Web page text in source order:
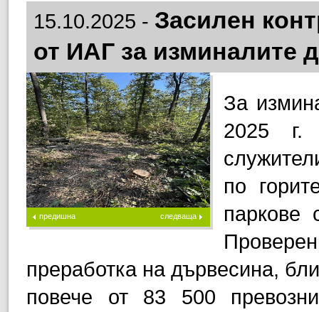
15.10.2025 - Засилен
от ИАГ за изминалите
предишна следваща
За
2025 г.
по
паркове
преработка на дървесина,
повече от 83 500